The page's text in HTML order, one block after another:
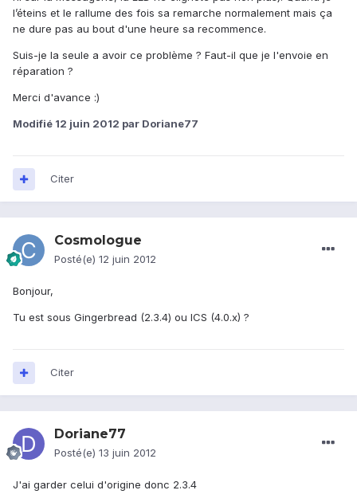
l’éteins et le rallume des fois sa remarche normalement mais ça
ne dure pas au bout d'une heure sa recommence.
Suis-je la seule a avoir ce problème ? Faut-il que je l'envoie en
réparation ?
Merci d'avance :)
Modifié 12 juin 2012 par Doriane77
Citer
Cosmologue
Posté(e) 12 juin 2012
Bonjour,
Tu est sous Gingerbread (2.3.4) ou ICS (4.0.x) ?
Citer
Doriane77
Posté(e) 13 juin 2012
J'ai garder celui d'origine donc 2.3.4